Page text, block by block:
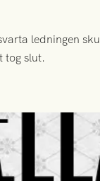
ledningen
tog slut.